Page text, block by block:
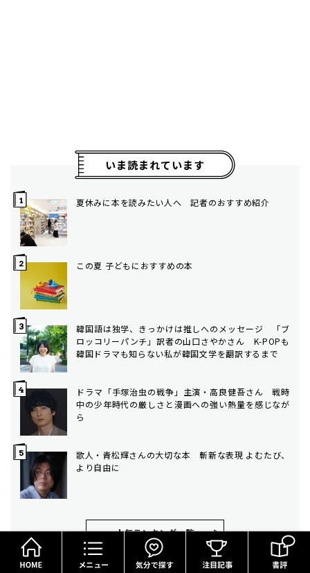
いま読まれています
夏休みに本を読みたい人へ 記者のおすすめ紹介
この夏 子どもにおすすめの本
韓国語は独学、きっかけは推しへのメッセージ 「ブ
ロッコリーパンチ」訳者の山口さやかさん K-POPも
韓国ドラマも知らない私が韓国文学を翻訳するまで
ドラマ「手塚治虫の戦争」主演・高良健吾さん 戦時
中の少年時代の厳しさと漫画への強い熱量を感じなが
ら
歌人・青松輝さんの大切な本 斬新な表現 よむたび、
より自由に
人気ランキング⼀覧